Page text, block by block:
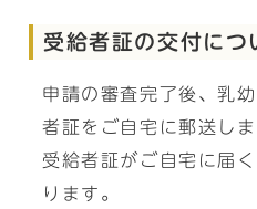
受給者証の交付につ
申請の審査完了後、乳
者証をご自宅に郵送しま
受給者証がご自宅に届
ります。